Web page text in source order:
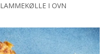
LAMMEKØLLE I OVN